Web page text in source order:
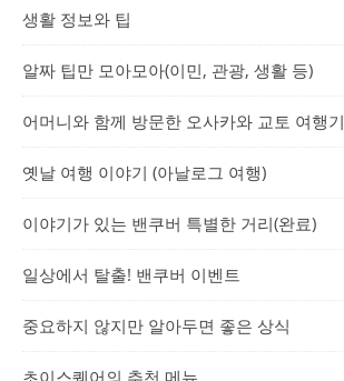
생활 정보와 팁
알짜 팁만 모아모아(이민, 관광, 생활 등)
어머니와 함께 방문한 오사카와 교토 여행기
옛날 여행 이야기 (아날로그 여행)
이야기가 있는 밴쿠버 특별한 거리(완료)
일상에서 탈출! 밴쿠버 이벤트
중요하지 않지만 알아두면 좋은 상식
초이스퀘어의 추천 메뉴